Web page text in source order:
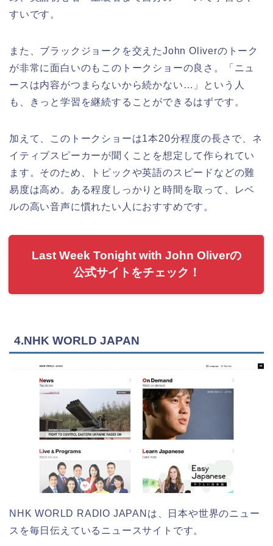
すいです。
また、ブラックジョークを交えたJohn Oliverのトーク
が非常に面白いのもこのトークショーの良さ。「ニュ
ースは内容がつまらないから続かない…」という人
も、きっと学習を継続することができるはずです。
加えて、このトークショーは1本20分程度の長さで、 ネ
イティブスピーカーが聞くことを想定して作られてい
ます。そのため、
トピックや英語のスピードなどの難
易度は高め。 ある程度しっかりと時間を取って、レベ
ルの高い音声に慣れたい人におすすめです。
Last Week Tonight with John Oliverの
公式サイトをチェック！
4.NHK WORLD JAPAN
NHK WORLD RADIO JAPANは、日本や世界のニュー
スを毎日伝えているニュースサイトです。